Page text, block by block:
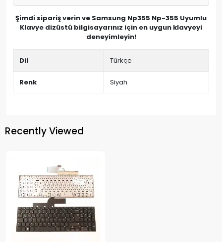
Şimdi sipariş verin ve Samsung Np355 Np-355 Uyumlu
Klavye dizüstü bilgisayarınız için en uygun klavyeyi
deneyimleyin!
Dil Türkçe
Renk Siyah
Recently Viewed